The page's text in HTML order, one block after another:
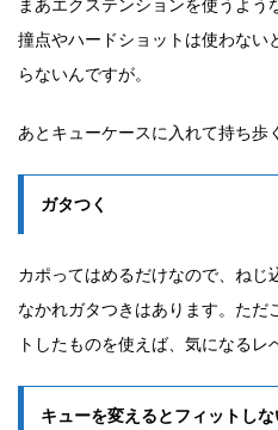
まあエクステンションを使うよう
撞点やハードショットは使わない
らないんですが。
あとキューケースに入れて持ち歩
ガタつく
カポってはめるだけなので、ねじ
なかれガタつきはあります。ただ
トしたものを使えば、気になるレ
キューを変えるとフィットしな